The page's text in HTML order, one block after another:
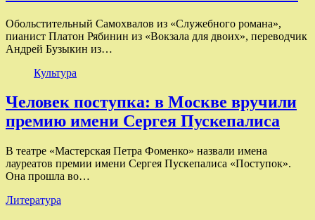
Обольстительный Самохвалов из «Служебного романа»,
пианист Платон Рябинин из «Вокзала для двоих», переводчик
Андрей Бузыкин из…
Культура
Человек поступка: в Москве вручили
премию имени Сергея Пускепалиса
В театре «Мастерская Петра Фоменко» назвали имена
лауреатов премии имени Сергея Пускепалиса «Поступок».
Она прошла во…
Литература